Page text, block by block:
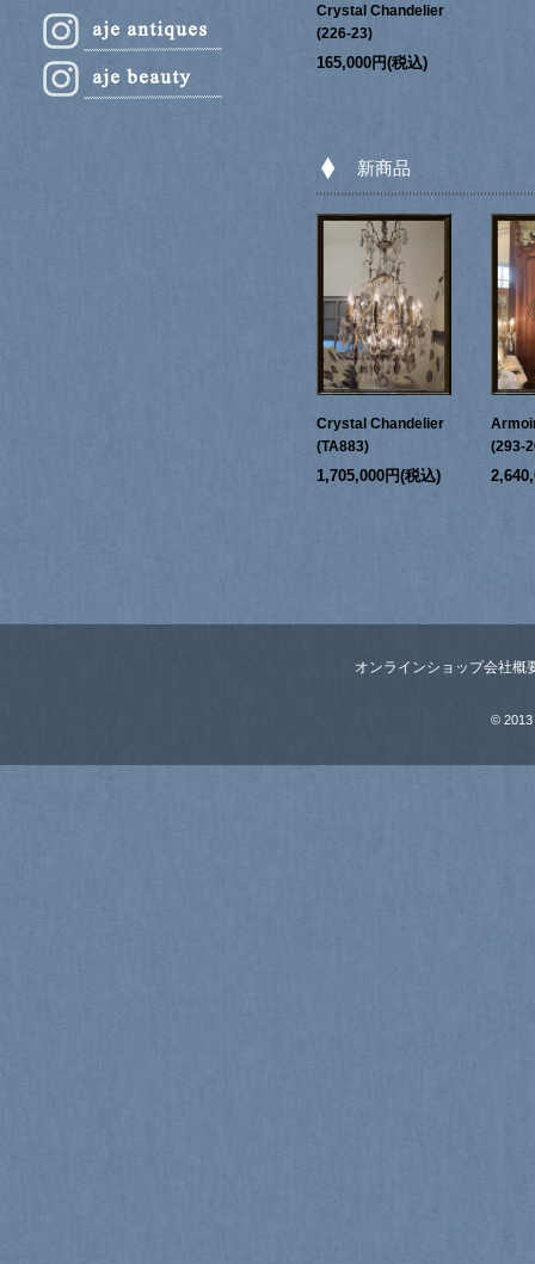
Crystal Chandelier
(226-23)
165,000円(税込)
新商品
Crystal Chandelier
(TA883)
1,705,000円(税込)
(293-
オンラインショップ会社概
© 2013